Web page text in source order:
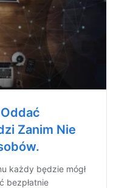
Zanim Nie
każdy będzie mógł
bezpłatnie